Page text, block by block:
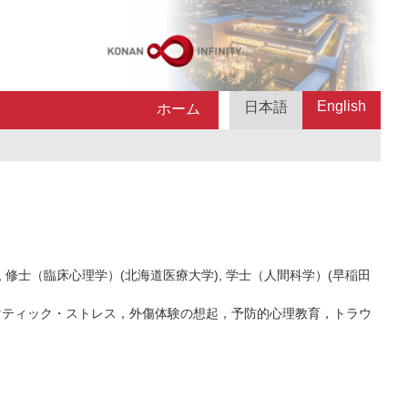
ホーム 日本語 English
士（臨床心理学）(北海道医療大学), 学士（人間科学）(早稲田
ィック・ストレス，外傷体験の想起，予防的心理教育，トラウ